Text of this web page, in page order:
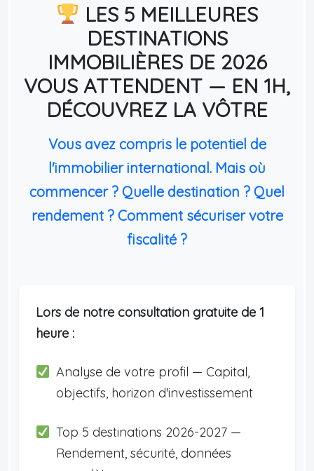
LES 5 MEILLEURES
DESTINATIONS
IMMOBILIÈRES DE 2026
VOUS ATTENDENT — EN 1H,
DÉCOUVREZ LA VÔTRE
Vous avez compris le potentiel de
l'immobilier international. Mais où
commencer ? Quelle destination ? Quel
rendement ? Comment sécuriser votre
fiscalité ?
Lors de notre consultation gratuite de 1
heure :
Analyse de votre profil — Capital,
objectifs, horizon d'investissement
Top 5 destinations 2026-2027 —
Rendement, sécurité, données